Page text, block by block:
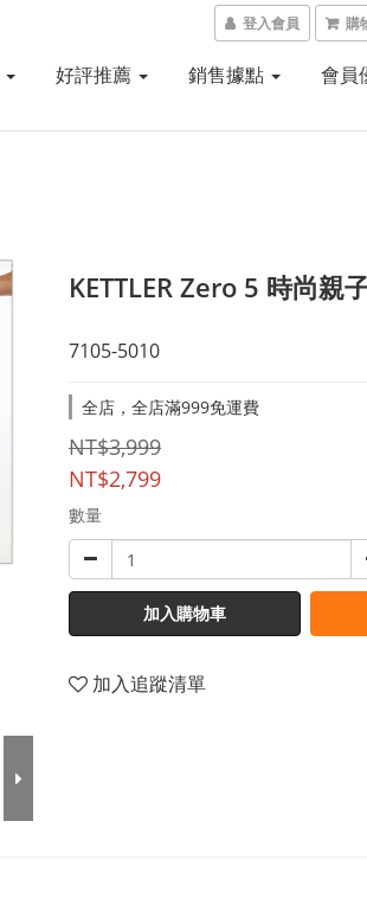
登入會員 購
好評推薦 銷售據點 會員
KETTLER Zero 5 時尚親
7105-5010
全店，全店滿999免運費
NT$3,999
NT$2,799
數量
加入購物車
加入追蹤清單